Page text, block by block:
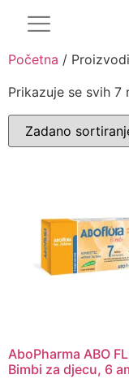
Početna /
Prikazuje se svih 7
AboPharma ABO
Bimbi za djecu, 6